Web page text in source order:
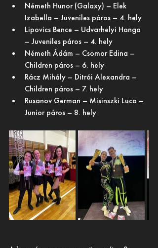
Németh Hunor (Galaxy) – Elek
Izabella – Juveniles páros – 4. hely
Lipovics Bence – Udvarhelyi Hanga
– Juveniles páros – 4. hely
Németh Ádám – Csomor Edina –
Children páros – 6. hely
Rácz Mihály – Ditrói Alexandra –
Children páros – 7. hely
Rusanov German – Misinszki Luca –
Junior páros – 8. hely